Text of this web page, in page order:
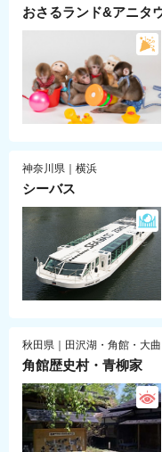
おさるランド&アニタ
神奈川県｜横浜
シーバス
秋田県｜田沢湖・角館・大曲
角館歴史村・青柳家